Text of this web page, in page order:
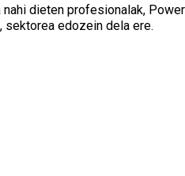
dieten profesionalak,
sektorea edozein dela ere.